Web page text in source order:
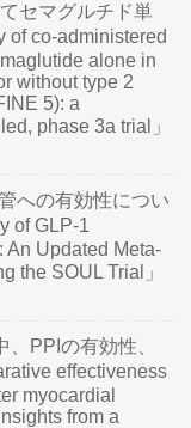
セマグルチド単
of co-administered
alone in
without type 2
5): a
phase 3a trial」
への有効性につい
of GLP-1
An Updated Meta-
the SOUL Trial」
PPIの有効性、
effectiveness
myocardial
from a